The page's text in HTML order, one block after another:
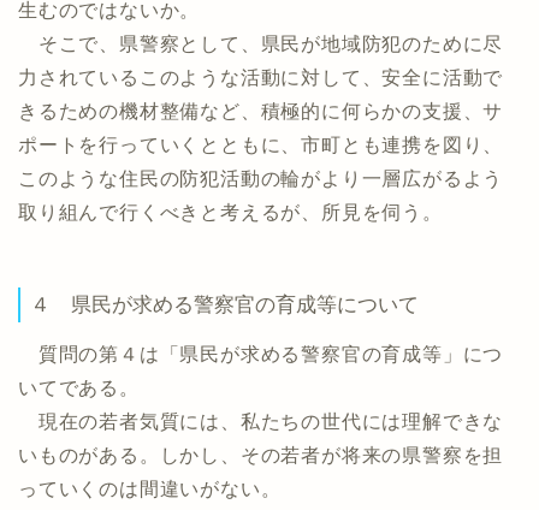
生むのではないか。
そこで、県警察として、県民が地域防犯のために尽
力されているこのような活動に対して、安全に活動で
きるための機材整備など、積極的に何らかの支援、サ
ポートを行っていくとともに、市町とも連携を図り、
このような住民の防犯活動の輪がより一層広がるよう
取り組んで行くべきと考えるが、所見を伺う。
４ 県民が求める警察官の育成等について
質問の第４は「県民が求める警察官の育成等」につ
いてである。
現在の若者気質には、私たちの世代には理解できな
いものがある。しかし、その若者が将来の県警察を担
っていくのは間違いがない。